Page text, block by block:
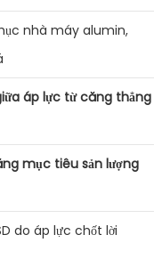
nhà máy alumin,
áp lực từ căng thẳng
mục tiêu sản lượng
do áp lực chốt lời